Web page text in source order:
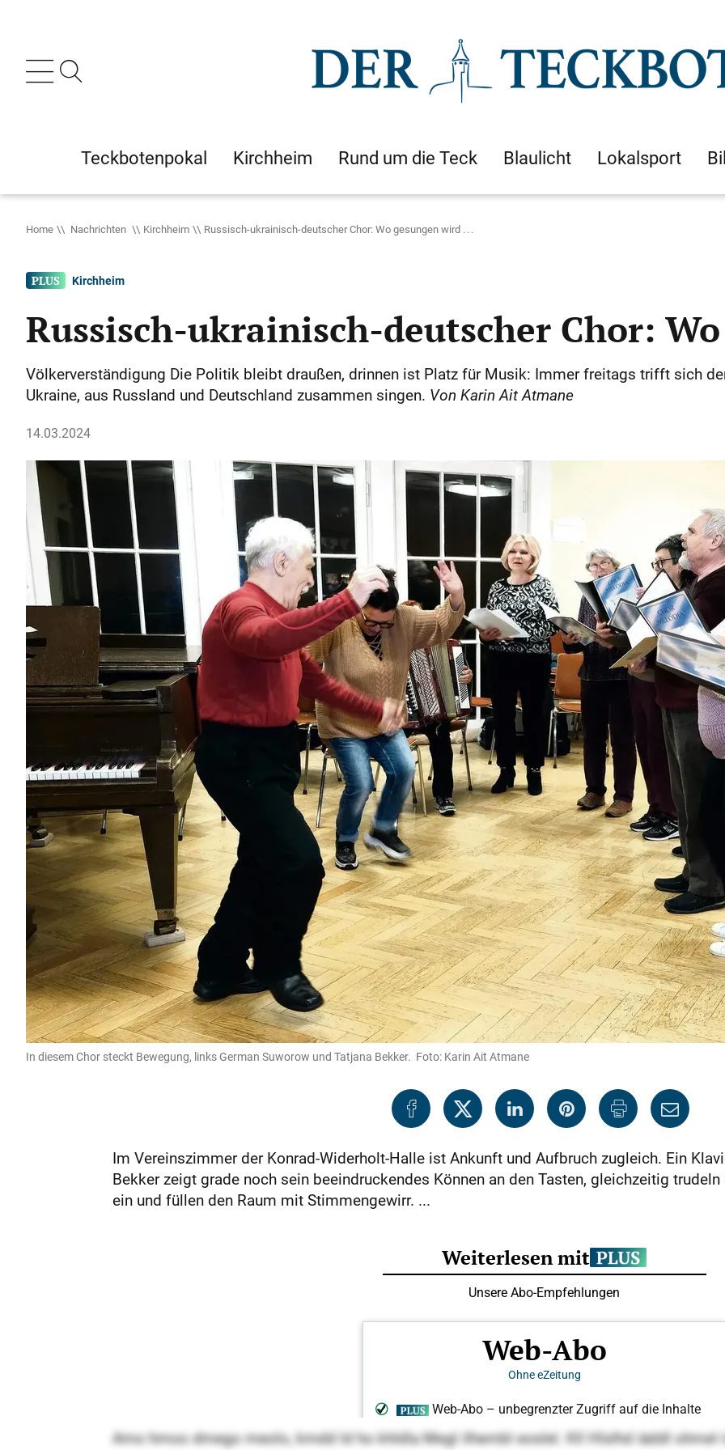
Teckbotenpokal Kirchheim Rund um die Teck Blaulicht Lokalsport
Home Nachrichten Kirchheim Russisch-ukrainisch-deutscher Chor: Wo gesungen wird . . .
Kirchheim
Russisch-ukrainisch-deutscher Chor:
Völkerverständigung Die Politik bleibt draußen, drinnen ist Platz für Musik: Immer freitags trifft sich
Ukraine, aus Russland und Deutschland zusammen singen. Von Karin Ait Atmane
14.03.2024
In diesem Chor steckt Bewegung, links German Suworow und Tatjana Bekker. Foto: Karin Ait Atmane
Im Vereinszimmer der Konrad-Widerholt-Halle ist Ankunft und Aufbruch zugleich. Ein
Bekker zeigt grade noch sein beeindruckendes Können an den Tasten, gleichzeitig
ein und füllen den Raum mit Stimmengewirr. ...
Amo hmoo dmego meolo, kmdd ld ho khldla Megl ilhembl eoslel. Kll Hlslhd iäddl